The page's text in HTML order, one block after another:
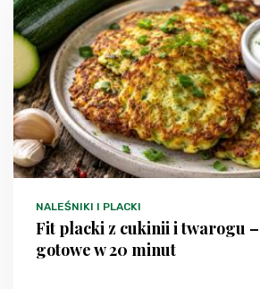
NALEŚNIKI I PLACKI
Fit placki z cukinii i twarogu
gotowe w 20 minut